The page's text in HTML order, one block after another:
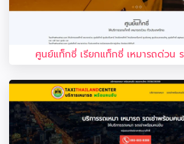
ศูนย์แท็กซี่ เรียกแท็กซี่ เหมารถด่วน